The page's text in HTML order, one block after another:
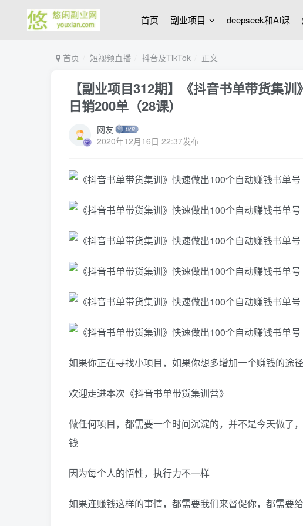
首页 副业项目 deepseek和AI课
首页 短视频直播 抖音及TikTok 正文
【副业项目312期】《抖音书单带货集
日销200单（28课）
网友
2020年12月16日 22:37发布
如果你正在寻找小项目，如果你想多增加一个赚钱的途径
欢迎走进本次《抖音书单带货集训营》
做任何项目，都需要一个时间沉淀的，并不是今天做了
钱
因为每个人的悟性，执行力不一样
如果连赚钱这样的事情，都需要我们来督促你，都需要